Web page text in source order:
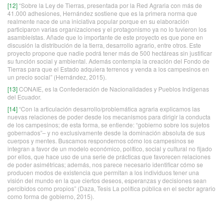
[12]“Sobre la Ley de Tierras, presentada por la Red Agraria con más de
41.000 adhesiones, Hernández sostiene que es la primera norma que
realmente nace de una iniciativa popular porque en su elaboración
participaron varias organizaciones y el protagonismo ya no lo tuvieron los
asambleístas. Añade que lo importante de este proyecto es que pone en
discusión la distribución de la tierra, desarrollo agrario, entre otros. Este
proyecto propone que nadie podrá tener más de 500 hectáreas sin justificar
su función social y ambiental. Además contempla la creación del Fondo de
Tierras para que el Estado adquiera terrenos y venda a los campesinos en
un precio social” (Hernández, 2015).
[13]CONAIE, es la Confederación de Nacionalidades y Pueblos Indígenas
del Ecuador.
[14]“Con la articulación desarrollo/problemática agraria explicamos las
nuevas relaciones de poder desde los mecanismos para dirigir la conducta
de los campesinos; de esta forma, se entiende: “gobierno sobre los sujetos
gobernados”– y no exclusivamente desde la dominación absoluta de sus
cuerpos y mentes. Buscamos respondernos cómo los campesinos se
integran a favor de un modelo económico, político, social y cultural no fijado
por ellos, que hace uso de una serie de prácticas que favorecen relaciones
de poder asimétricas; además, nos parece necesario identificar cómo se
producen modos de existencia que permitan a los individuos tener una
visión del mundo en la que ciertos deseos, esperanzas y decisiones sean
percibidos como propios” (Daza, Tesis La política pública en el sector agrario
como forma de gobierno, 2015).